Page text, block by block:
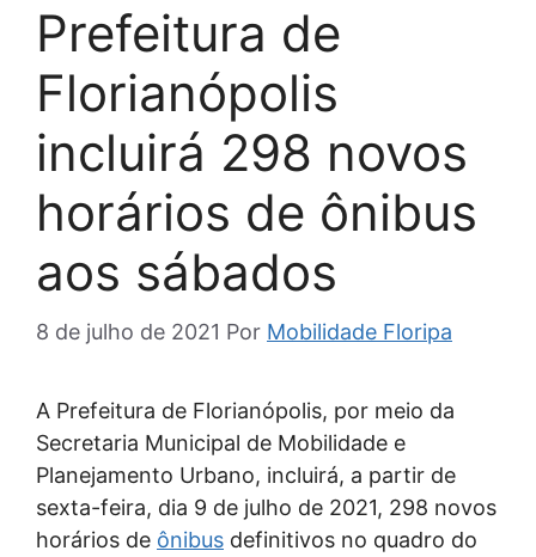
Prefeitura de
Florianópolis
incluirá 298 novos
horários de ônibus
aos sábados
8 de julho de 2021 Por Mobilidade Floripa
A Prefeitura de Florianópolis, por meio da
Secretaria Municipal de Mobilidade e
Planejamento Urbano, incluirá, a partir de
sexta-feira, dia 9 de julho de 2021, 298 novos
horários de ônibus definitivos no quadro do